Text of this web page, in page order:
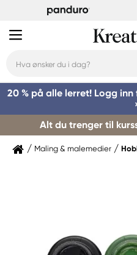
20 % på alle lerret! Logg
Alt du trenger til
Maling & malemedier